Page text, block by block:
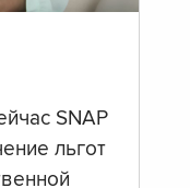
SNAP
льгот